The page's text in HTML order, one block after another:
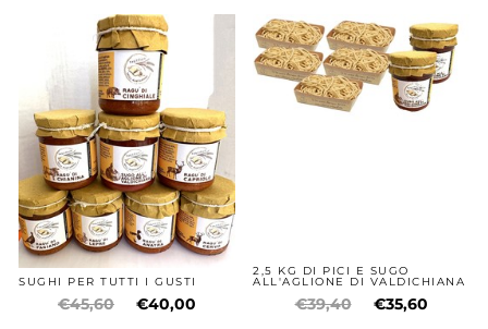
SUGHI PER TUTTI I GUSTI
€45,60 €40,00
2,5 KG DI PICI E SUGO
ALL'AGLIONE DI VALDICHIANA
€39,40 €35,60